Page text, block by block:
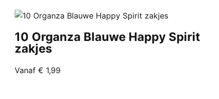
€ 15,00.€ 6,99.
10 Organza Blauwe Happy Spirit
zakjes
Vanaf € 1,99